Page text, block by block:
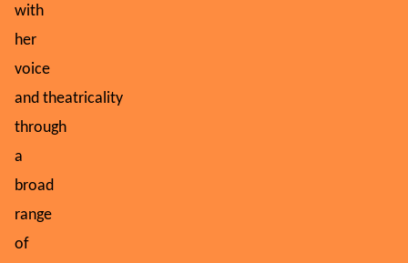
with
her
voice
and theatricality
through
a
broad
range
of